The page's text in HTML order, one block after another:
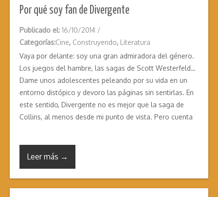
Por qué soy fan de Divergente
Publicado el: 16/10/2014 /
Categorías:Cine, Construyendo, Literatura
Vaya por delante: soy una gran admiradora del género.
Los juegos del hambre, las sagas de Scott Westerfeld…
Dame unos adolescentes peleando por su vida en un
entorno distópico y devoro las páginas sin sentirlas. En
este sentido, Divergente no es mejor que la saga de
Collins, al menos desde mi punto de vista. Pero cuenta
Leer más →